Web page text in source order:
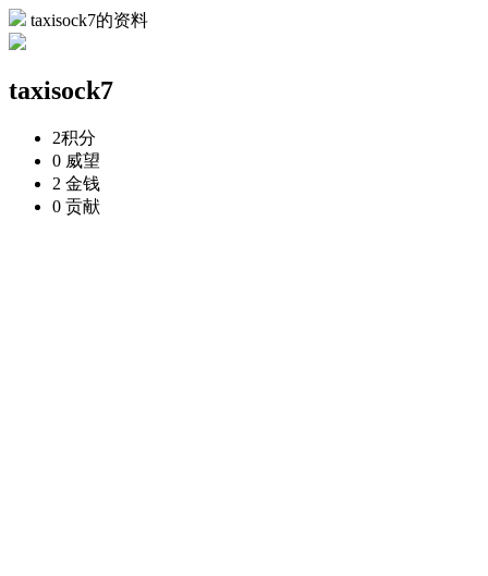
taxisock7的资料
taxisock7
2积分
0 威望
2 金钱
0 贡献